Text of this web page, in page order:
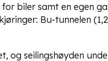
biler samt en egen
Bu-tunnelen
og seilingshøyden